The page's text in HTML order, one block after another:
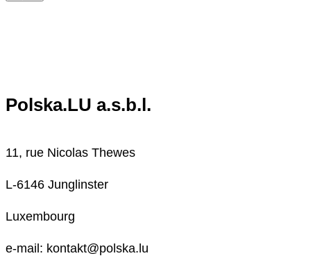
Polska.LU a.s.b.l.
11, rue Nicolas Thewes
L-6146 Junglinster
Luxembourg
e-mail: kontakt@polska.lu